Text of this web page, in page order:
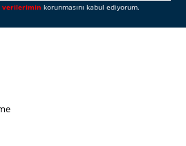
verilerimin korunmasını kabul ediyorum.